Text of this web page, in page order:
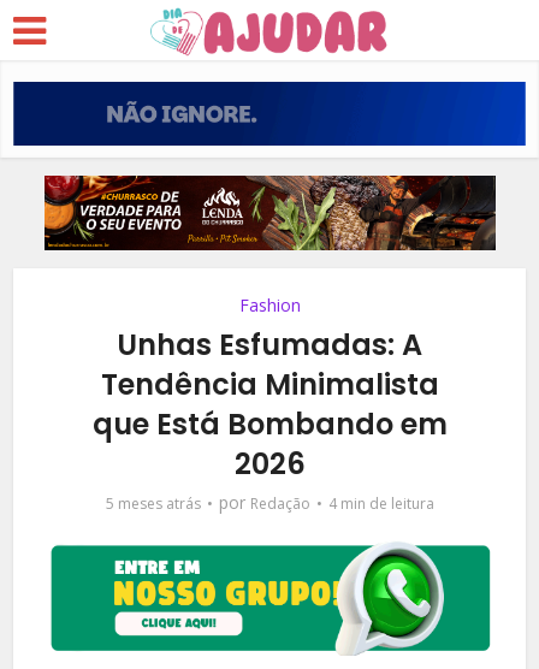
Fashion
Unhas Esfumadas: A
Tendência Minimalista
que Está Bombando em
2026
5 meses atrás por Redação 4 min de leitura